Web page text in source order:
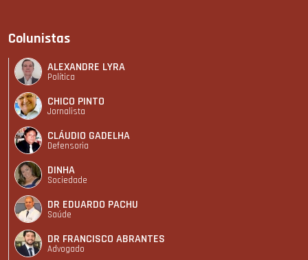
Colunistas
ALEXANDRE LYRA
Política
CHICO PINTO
Jornalista
CLÁUDIO GADELHA
Defensoria
DINHA
Sociedade
DR EDUARDO PACHU
Saúde
DR FRANCISCO ABRANTES
Advogado